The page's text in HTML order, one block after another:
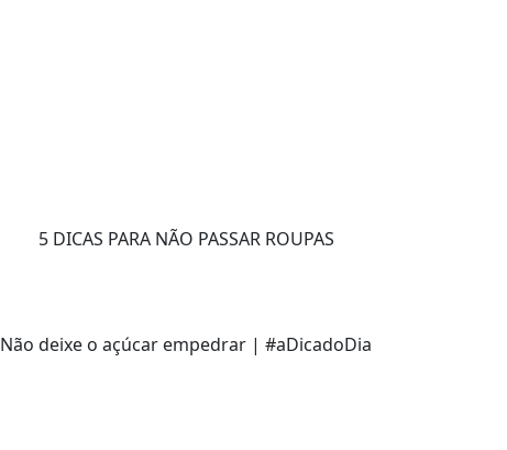
5 DICAS PARA NÃO PASSAR ROUPAS
Não deixe o açúcar empedrar | #aDicadoDia